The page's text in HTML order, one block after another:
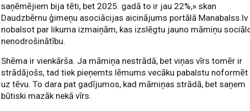
saņēmējiem bija tēti, bet 2025. gadā to ir jau 22%,» skan
Daudzbērnu ģimeņu asociācijas aicinājums portālā Manabalss.lv
nobalsot par likuma izmaiņām, kas izslēgtu jauno māmiņu
nenodrošinātību.
Shēma ir vienkārša. Ja māmiņa nestrādā, bet viņas vīrs tomēr ir
strādājošs, tad tiek pieņemts lēmums vecāku pabalstu noformēt
uz tēvu. To dara pat gadījumos, kad māmiņas strādā, bet saņem
būtiski mazāk nekā vīrs.